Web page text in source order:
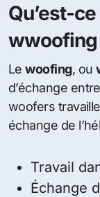
Qu’est-
wwoofing
Lewoofing, ou
d’échange
woofers
échange de
Travail
Échange